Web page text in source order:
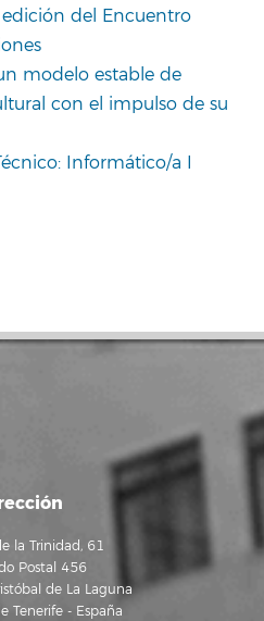
del Encuentro
modelo estable de
con el impulso de su
Informático/a I
la Trinidad, 61
Postal 456
de La Laguna
Tenerife - España